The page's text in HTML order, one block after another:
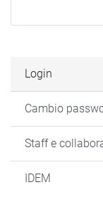
Login
Cambio
Staff e
IDEM